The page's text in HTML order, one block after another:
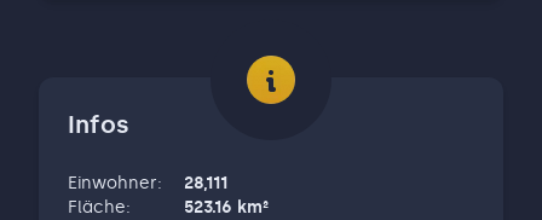
Infos
Einwohner:
28,111
Fläche: 523.16 km²